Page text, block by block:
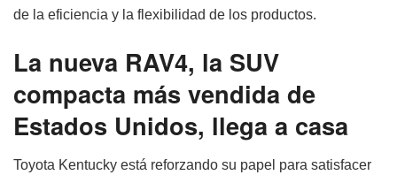
de la eficiencia y la flexibilidad de los productos.
La nueva RAV4, la SUV
compacta más vendida de
Estados Unidos, llega a casa
Toyota Kentucky está reforzando su papel para satisfacer